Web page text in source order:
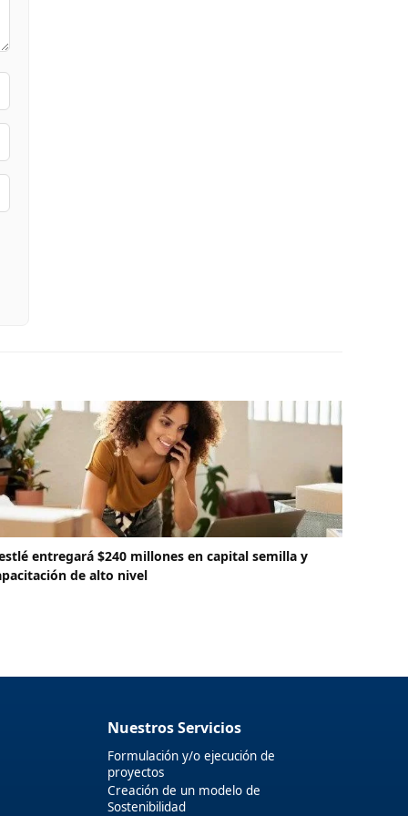
entregará $240 millones en capital semilla y
de alto nivel
Nuestros Servicios
Formulación y/o ejecución de
proyectos
Creación de un modelo de
Sostenibilidad